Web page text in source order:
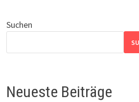
Suchen
Neueste Beiträge